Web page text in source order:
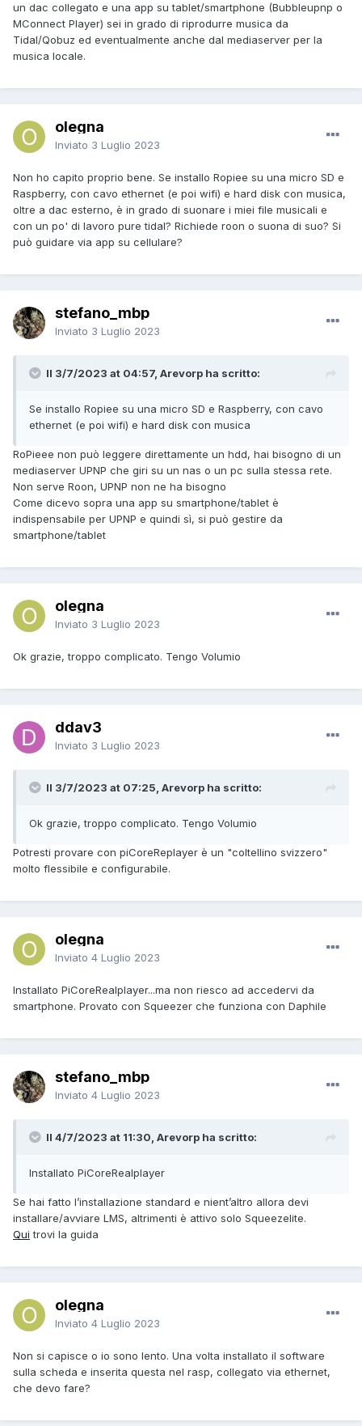
un dac collegato e una app su tablet/smartphone (Bubbleupnp o
MConnect Player) sei in grado di riprodurre musica da
Tidal/Qobuz ed eventualmente anche dal mediaserver per la
musica locale.
olegna
Inviato 3 Luglio 2023
Non ho capito proprio bene. Se installo Ropiee su una micro SD e
Raspberry, con cavo ethernet (e poi wifi) e hard disk con musica,
oltre a dac esterno, è in grado di suonare i miei file musicali e
con un po' di lavoro pure tidal? Richiede roon o suona di suo? Si
può guidare via app su cellulare?
stefano_mbp
Inviato 3 Luglio 2023
Il 3/7/2023 at 04:57, Arevorp ha scritto:
Se installo Ropiee su una micro SD e Raspberry, con cavo
ethernet (e poi wifi) e hard disk con musica
RoPieee non può leggere direttamente un hdd, hai bisogno di un
mediaserver UPNP che giri su un nas o un pc sulla stessa rete.
Non serve Roon, UPNP non ne ha bisogno
Come dicevo sopra una app su smartphone/tablet è
indispensabile per UPNP e quindi sì, si può gestire da
smartphone/tablet
olegna
Inviato 3 Luglio 2023
Ok grazie, troppo complicato. Tengo Volumio
ddav3
Inviato 3 Luglio 2023
Il 3/7/2023 at 07:25, Arevorp ha scritto:
Ok grazie, troppo complicato. Tengo Volumio
Potresti provare con piCoreReplayer è un "coltellino svizzero"
molto flessibile e configurabile.
olegna
Inviato 4 Luglio 2023
Installato PiCoreRealplayer...ma non riesco ad accedervi da
smartphone. Provato con Squeezer che funziona con Daphile
stefano_mbp
Inviato 4 Luglio 2023
Il 4/7/2023 at 11:30, Arevorp ha scritto:
Installato PiCoreRealplayer
Se hai fatto l’installazione standard e nient’altro allora devi
installare/avviare LMS, altrimenti è attivo solo Squeezelite.
Qui trovi la guida
olegna
Inviato 4 Luglio 2023
Non si capisce o io sono lento. Una volta installato il software
sulla scheda e inserita questa nel rasp, collegato via ethernet,
che devo fare?